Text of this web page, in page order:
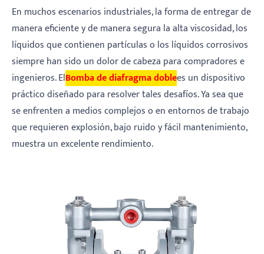
En muchos escenarios industriales, la forma de entregar de
manera eficiente y de manera segura la alta viscosidad, los
líquidos que contienen partículas o los líquidos corrosivos
siempre han sido un dolor de cabeza para compradores e
ingenieros. ElBomba de diafragma doblees un dispositivo
práctico diseñado para resolver tales desafíos. Ya sea que
se enfrenten a medios complejos o en entornos de trabajo
que requieren explosión, bajo ruido y fácil mantenimiento,
muestra un excelente rendimiento.